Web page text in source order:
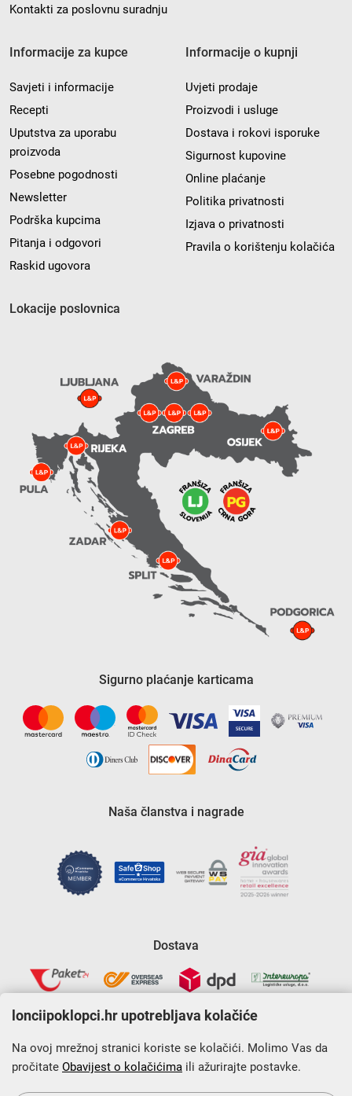
Kontakti za poslovnu suradnju
Informacije za kupce
Savjeti i informacije
Recepti
Uputstva za uporabu
proizvoda
Posebne pogodnosti
Newsletter
Podrška kupcima
Pitanja i odgovori
Raskid ugovora
Informacije o kupnji
Uvjeti prodaje
Proizvodi i usluge
Dostava i rokovi isporuke
Sigurnost kupovine
Online plaćanje
Politika privatnosti
Izjava o privatnosti
Pravila o korištenju kolačića
Lokacije poslovnica
Sigurno plaćanje karticama
Naša članstva i nagrade
Dostava
Krajnji primatelj financijskog instrumenta sufinanciranog iz
Europskog fonda za regionalni razvoj u sklopu Operativnog
lonciipoklopci.hr upotrebljava kolačiće
Na ovoj mrežnoj stranici koriste se kolačići. Molimo Vas da
pročitate Obavijest o kolačićima ili ažurirajte postavke.